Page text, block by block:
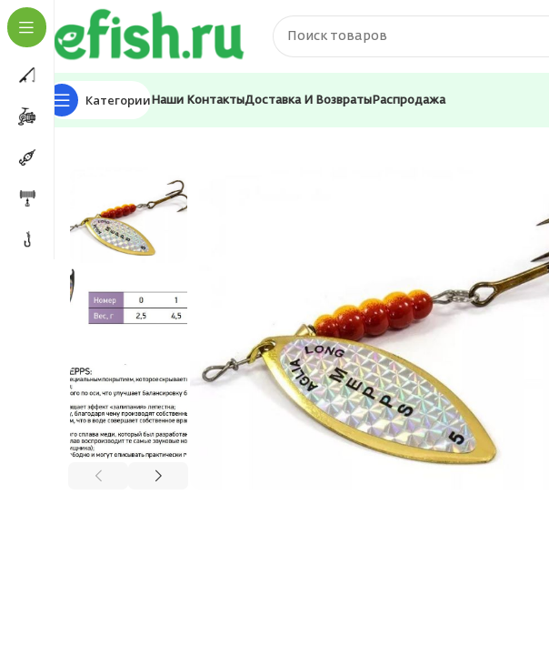
Категории Наши КонтактыДоставка И Возвраты Распродажа
Главная Приманки